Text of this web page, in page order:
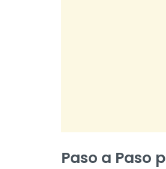
Paso a Paso